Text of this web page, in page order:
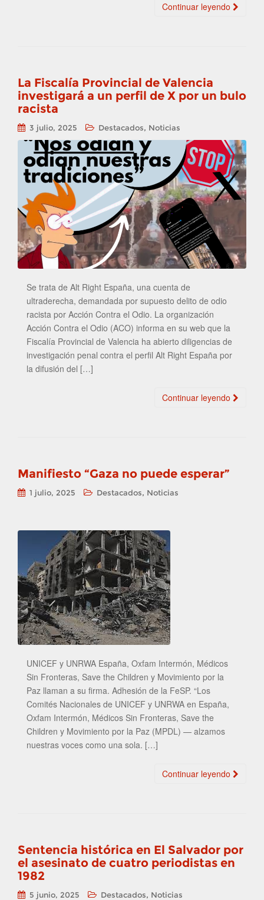
Continuar leyendo
La Fiscalía Provincial de Valencia
investigará a un perfil de X por un bulo
racista
3 julio, 2025 Destacados, Noticias
Se trata de Alt Right España, una cuenta de
ultraderecha, demandada por supuesto delito de odio
racista por Acción Contra el Odio. La organización
Acción Contra el Odio (ACO) informa en su web que la
Fiscalía Provincial de Valencia ha abierto diligencias de
investigación penal contra el perfil Alt Right España por
la difusión del […]
Continuar leyendo
Manifiesto “Gaza no puede esperar”
1 julio, 2025 Destacados, Noticias
UNICEF y UNRWA España, Oxfam Intermón, Médicos
Sin Fronteras, Save the Children y Movimiento por la
Paz llaman a su firma. Adhesión de la FeSP. “Los
Comités Nacionales de UNICEF y UNRWA en España,
Oxfam Intermón, Médicos Sin Fronteras, Save the
Children y Movimiento por la Paz (MPDL) — alzamos
nuestras voces como una sola. […]
Continuar leyendo
Sentencia histórica en El Salvador por
el asesinato de cuatro periodistas en
1982
5 junio, 2025 Destacados, Noticias